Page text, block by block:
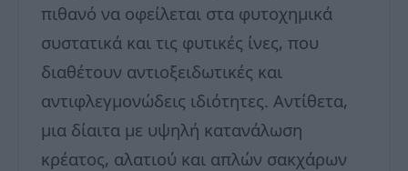
πιθανό να οφείλεται στα φυτοχημικά
συστατικά και τις φυτικές ίνες, που
διαθέτουν αντιοξειδωτικές και
αντιφλεγμονώδεις ιδιότητες. Αντίθετα,
μια δίαιτα με υψηλή κατανάλωση
κρέατος, αλατιού και απλών σακχάρων